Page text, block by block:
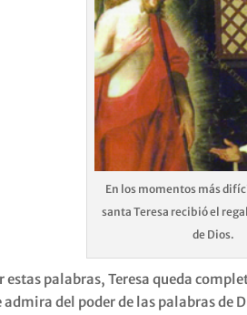
En los momentos más
santa Teresa recibió el
de Dios.
estas palabras, Teresa queda
del poder de las palabras de